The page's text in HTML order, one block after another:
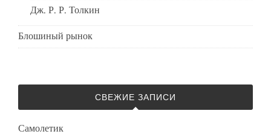
Дж. Р. Р. Толкин
Блошиный рынок
СВЕЖИЕ ЗАПИСИ
Самолетик